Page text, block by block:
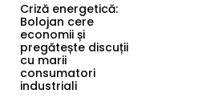
Criză energetică:
Bolojan cere
economii și
pregătește discuții
cu marii
consumatori
industriali